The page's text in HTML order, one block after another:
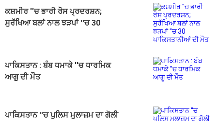
ਕਸ਼ਮੀਰ ''ਚ ਭਾਰੀ ਰੋਸ ਪ੍ਰਦਰਸ਼ਨ;
ਸੁਰੱਖਿਆ ਬਲਾਂ ਨਾਲ ਝੜਪਾਂ ''ਚ 30
ਪਾਕਿਸਤਾਨ : ਬੰਬ ਧਮਾਕੇ ''ਚ ਧਾਰਮਿਕ
ਆਗੂ ਦੀ ਮੌਤ
ਪਾਕਿਸਤਾਨ ''ਚ ਪੁਲਿਸ ਮੁਲਾਜ਼ਮ ਦਾ ਗੋਲੀ